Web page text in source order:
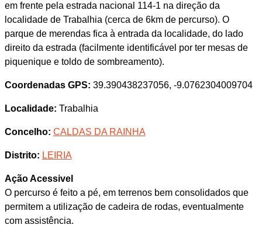
em frente pela estrada nacional 114-1 na direção da
localidade de Trabalhia (cerca de 6km de percurso). O
parque de merendas fica à entrada da localidade, do lado
direito da estrada (facilmente identificável por ter mesas de
piquenique e toldo de sombreamento).
Coordenadas GPS: 39.390438237056, -9.0762304009704
Localidade: Trabalhia
Concelho: CALDAS DA RAINHA
Distrito: LEIRIA
Ação Acessivel
O percurso é feito a pé, em terrenos bem consolidados que
permitem a utilização de cadeira de rodas, eventualmente
com assistência.